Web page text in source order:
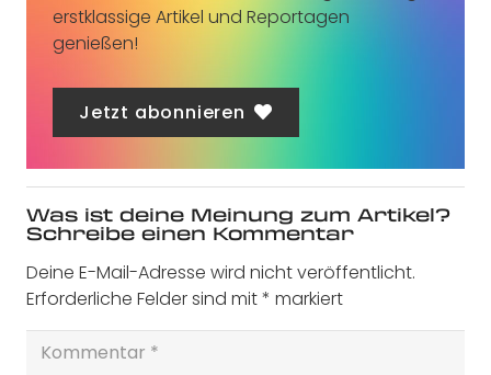
erstklassige Artikel und Reportagen
genießen!
Jetzt abonnieren
Was ist deine Meinung zum Artikel?
Schreibe einen Kommentar
Deine E-Mail-Adresse wird nicht veröffentlicht.
Erforderliche Felder sind mit* markiert